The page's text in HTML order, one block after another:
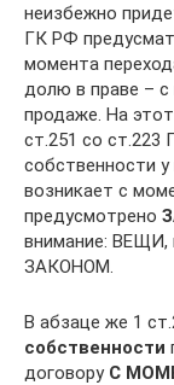
неизбежно
ГК РФ
момента
долю в праве –
продаже. На
ст.251 со ст.223
собственности
возникает с
предусмотрено
внимание: ВЕЩИ,
ЗАКОНОМ.
В абзаце же 1
собственности
договору С